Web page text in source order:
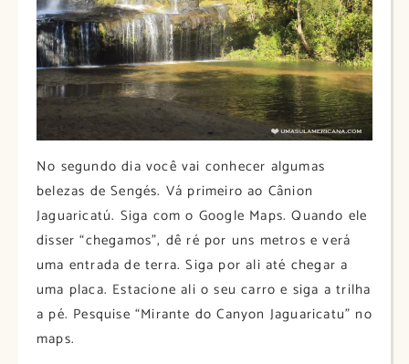
No segundo dia você vai conhecer algumas
belezas de Sengés. Vá primeiro ao Cânion
Jaguaricatú. Siga com o Google Maps. Quando ele
disser “chegamos”, dê ré por uns metros e verá
uma entrada de terra. Siga por ali até chegar a
uma placa. Estacione ali o seu carro e siga a trilha
a pé. Pesquise “Mirante do Canyon Jaguaricatu” no
maps.